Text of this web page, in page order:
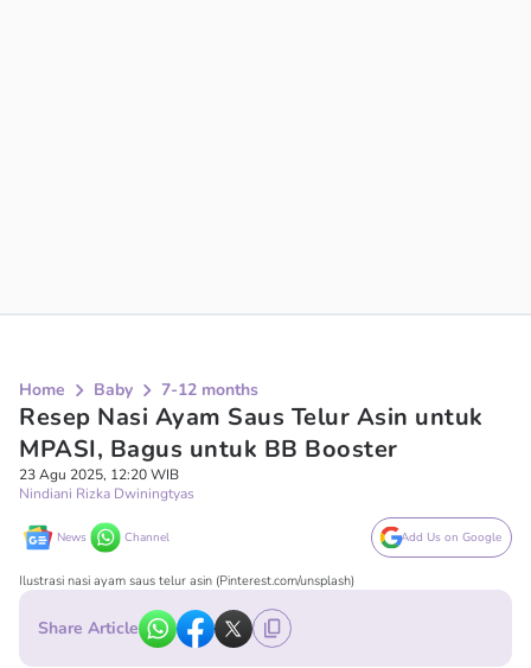
Home Baby 7-12 months
Resep Nasi Ayam Saus Telur Asin untuk
MPASI, Bagus untuk BB Booster
23 Agu 2025, 12:20 WIB
Nindiani Rizka Dwiningtyas
News Channel Add Us on Google
Ilustrasi nasi ayam saus telur asin (Pinterest.com/unsplash)
Share Article